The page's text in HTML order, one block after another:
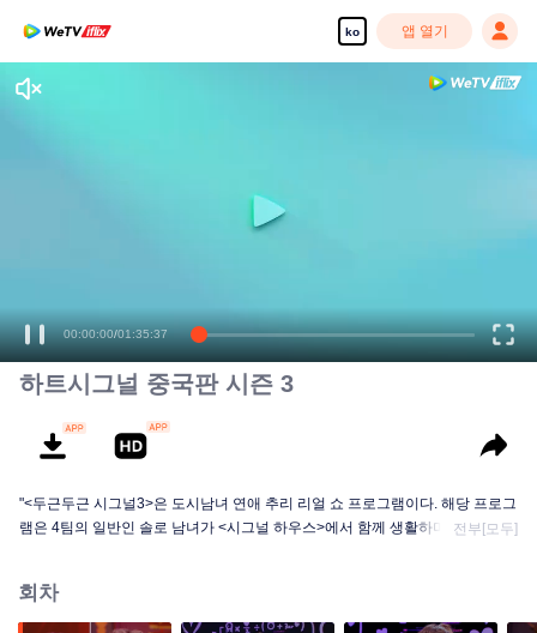
ko 앱 열기
00:00:00/01:35:37
하트시그널 중국판 시즌 3
"<두근두근 시그널3>은 도시남녀 연애 추리 리얼 쇼 프로그램이다. 해당 프로그
램은 4팀의 일반인 솔로 남녀가 <시그널 하우스>에서 함께 생활하며 보여주는
정교류 및 시그널을 관찰, 해독하는 것은 물론 서로에 대한 마음을 예측한다.
전부[모두]
회차